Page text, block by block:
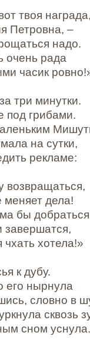
твоя
Петровна, –
надо.
очень рада
часик
три минутки.
под грибами.
на сутки,
рекламе:
возвращаться,
меняет дела!
бы
завершатся,
чхать хотела!»
к дубу.
его нырнула
словно в
сквозь
сном уснула.